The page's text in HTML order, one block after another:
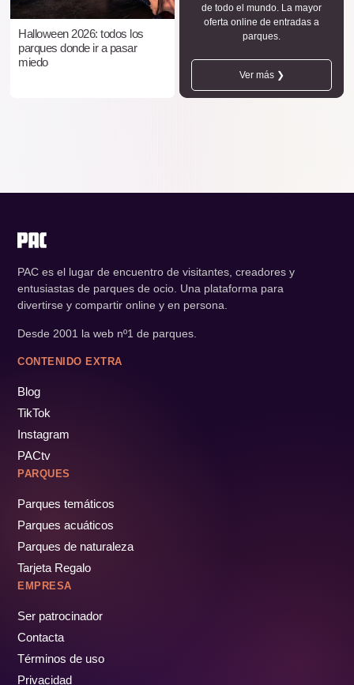
Halloween 2026: todos los
parques donde ir a pasar
miedo
de todo el mundo. La mayor
oferta online de entradas a
parques.
Ver más ❯
PAC es el lugar de encuentro de visitantes, creadores y
entusiastas de parques de ocio. Una plataforma para
divertirse y compartir online y en persona.
Desde 2001 la web nº1 de parques.
CONTENIDO EXTRA
Blog
TikTok
Instagram
PACtv
PARQUES
Parques temáticos
Parques acuáticos
Parques de naturaleza
Tarjeta Regalo
EMPRESA
Ser patrocinador
Contacta
Términos de uso
Privacidad